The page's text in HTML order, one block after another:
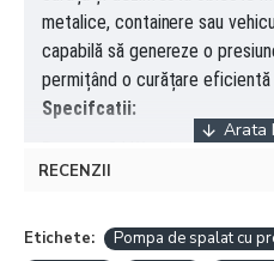
metalice, containere sau
capabilă să genereze o
permițând o curățare eficientă
Specifcatii:
3 kW, asigurând o
rapidă.
Debit:15l/min
RECENZII
Etichete:
Pompa de spalat cu